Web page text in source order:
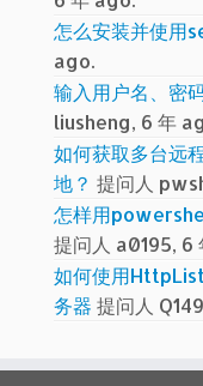
怎么安装并使用
ago.
输入用户名、密
liusheng, 6 年
如何获取多台远
地？ 提问人
怎样用
提问人 a0195, 6
如何使用
务器 提问人